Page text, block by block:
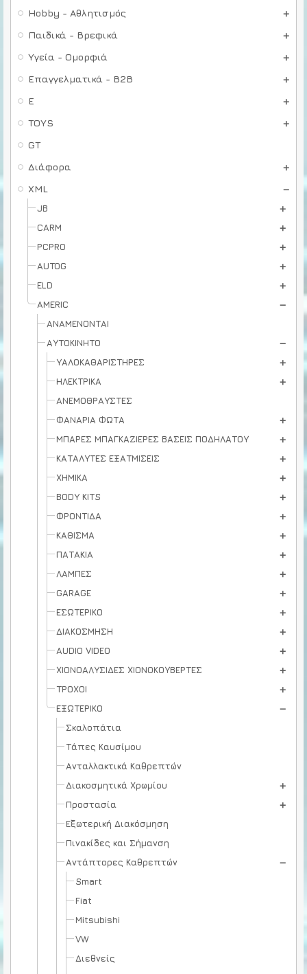
Hobby - Αθλητισμός
Παιδικά - Βρεφικά
Υγεία - Ομορφιά
Επαγγελματικά - B2B
E
TOYS
GT
Διάφορα
XML
JB
CARM
PCPRO
AUTOG
ELD
AMERIC
ΑΝΑΜΕΝΟΝΤΑΙ
ΑΥΤΟΚΙΝΗΤΟ
ΥΑΛΟΚΑΘΑΡΙΣΤΗΡΕΣ
ΗΛΕΚΤΡΙΚΑ
ΑΝΕΜΟΘΡΑΥΣΤΕΣ
ΦΑΝΑΡΙΑ ΦΩΤΑ
ΜΠΑΡΕΣ ΜΠΑΓΚΑΖΙΕΡΕΣ ΒΑΣΕΙΣ ΠΟΔΗΛΑΤΟΥ
ΚΑΤΑΛΥΤΕΣ ΕΞΑΤΜΙΣΕΙΣ
ΧΗΜΙΚΑ
BODY KITS
ΦΡΟΝΤΙΔΑ
ΚΑΘΙΣΜΑ
ΠΑΤΑΚΙΑ
ΛΑΜΠΕΣ
GARAGE
ΕΣΩΤΕΡΙΚΟ
ΔΙΑΚΟΣΜΗΣΗ
AUDIO VIDEO
ΧΙΟΝΟΑΛΥΣΙΔΕΣ ΧΙΟΝΟΚΟΥΒΕΡΤΕΣ
ΤΡΟΧΟΙ
ΕΞΩΤΕΡΙΚΟ
Σκαλοπάτια
Τάπες Καυσίμου
Ανταλλακτικά Καθρεπτών
Διακοσμητικά Χρωμίου
Προστασία
Εξωτερική Διακόσμηση
Πινακίδες και Σήμανση
Αντάπτορες Καθρεπτών
Smart
Fiat
Mitsubishi
VW
Διεθνείς